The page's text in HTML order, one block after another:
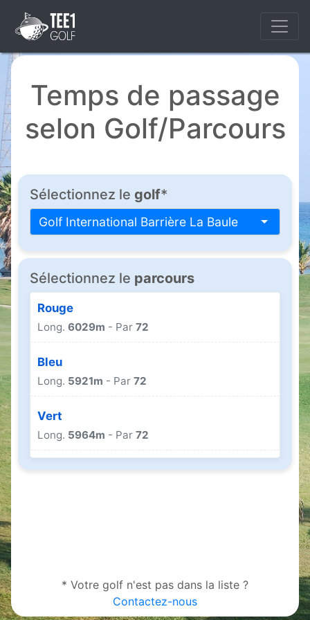
Temps de passage
selon Golf/Parcours
Sélectionnez le golf*
Golf International Barrière La Baule
Sélectionnez le parcours
Rouge
Long. 6029m - Par 72
Bleu
Long. 5921m - Par 72
Vert
Long. 5964m - Par 72
Old Course
* Votre golf n'est pas dans la liste ?
Contactez-nous